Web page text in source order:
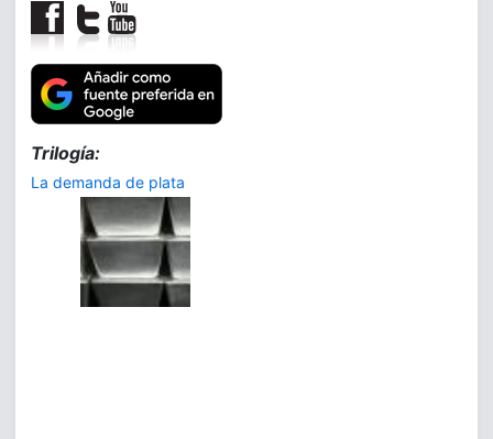
Trilogía:
La demanda de plata